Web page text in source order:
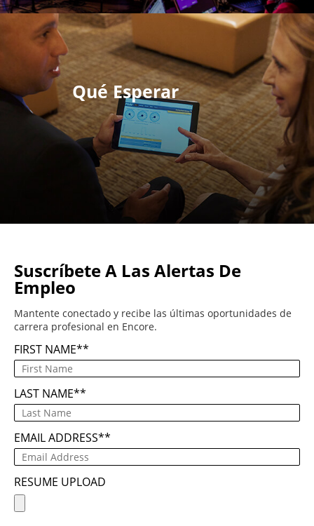
Qué Esperar
Suscríbete A Las Alertas De
Empleo
Mantente conectado y recibe las últimas oportunidades de
carrera profesional en Encore.
FIRST NAME*
LAST NAME*
EMAIL ADDRESS*
RESUME UPLOAD